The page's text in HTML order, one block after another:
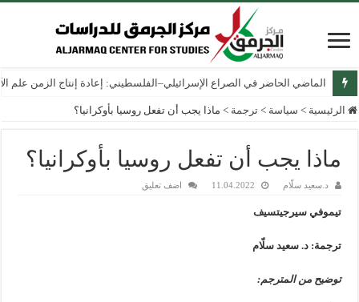
الماضي الحاضر في الصراع الإسرائيلي–الفلسطيني: إعادة إنتاج الزمن علم
الرئيسية > سياسة > ترجمة > ماذا يجب أن تفعل روسيا بأوكرانيا؟
ماذا يجب أن تفعل روسيا بأوكرانيا؟
د.سعيد سلّام 11.04.2022 اضف تعليق
تيموفي سيرجيتسيف
ترجمة: د. سعيد سلّام
توضيح من المترجم: